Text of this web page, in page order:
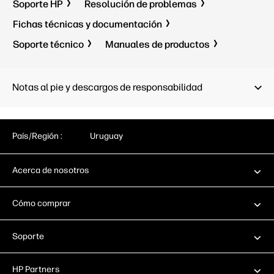
(dispositivo); 2 USB 2.0 de alta
velocidad (host); 1 red Gigabit
Hardware Integration Pocket de 2.ª
Apple AirPrint™; Certificación
Soporte HP
Resolución de problemas
Fichas técnicas y documentación
Soporte técnico
Manuales de productos
Notas al pie y descargos de responsabilidad
País/Región : Uruguay
Acerca de nosotros
Cómo comprar
Soporte
HP Partners